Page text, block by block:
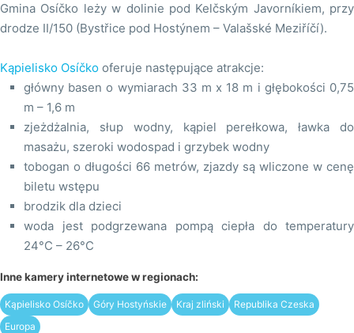
Gmina Osíčko leży w dolinie pod Kelčským Javorníkiem, przy
drodze II/150 (Bystřice pod Hostýnem – Valašské Meziříčí).
Kąpielisko Osíčko oferuje następujące atrakcje:
główny basen o wymiarach 33 m x 18 m i głębokości 0,75
m – 1,6 m
zjeżdżalnia, słup wodny, kąpiel perełkowa, ławka do
masażu, szeroki wodospad i grzybek wodny
tobogan o długości 66 metrów, zjazdy są wliczone w cenę
biletu wstępu
brodzik dla dzieci
woda jest podgrzewana pompą ciepła do temperatury
24°C – 26°C
Inne kamery internetowe w regionach:
Kąpielisko Osíčko Góry Hostyńskie Kraj zliński
Republika Czeska
Europa